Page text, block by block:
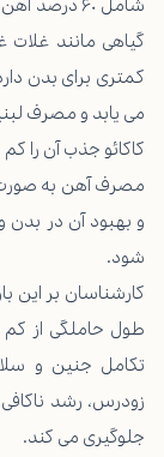
گیاهی مانند
می یابد و مصرف
کاکائو جذب آن را
مصرف آهن به صورت
و بهبود آن در بدن
شود.
طول حاملگی از
تکامل جنین و
زودرس، رشد
جلوگیری می کند.